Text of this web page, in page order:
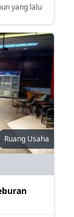
yang lalu
Ruang Usaha